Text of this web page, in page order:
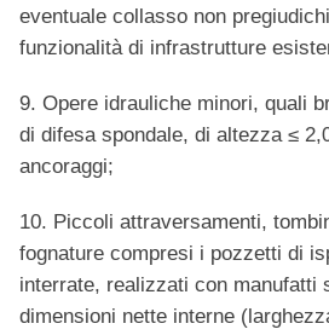
eventuale collasso non
funzionalità di infrastrutture
9. Opere idrauliche minori, quali
di difesa spondale, di altezza ≤
ancoraggi;
10. Piccoli attraversamenti,
fognature compresi i pozzetti di
interrate, realizzati con manufatti
dimensioni nette interne